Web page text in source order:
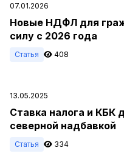
07.01.2026
Новые НДФЛ для
силу с 2026 года
Статья 408
13.05.2025
Ставка налога и КБК
северной надбавкой
Статья 334